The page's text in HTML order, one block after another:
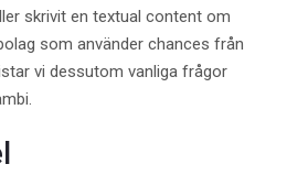
skrivit en textual content om
som använder chances från
vi dessutom vanliga frågor